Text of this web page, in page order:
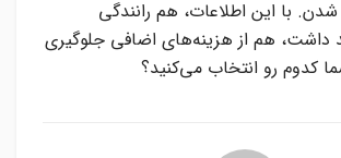
با این اطلاعات، هم رانندگی
داشت، هم از هزینه‌های اضافی جلوگیری
کدوم رو انتخاب می‌کنید؟